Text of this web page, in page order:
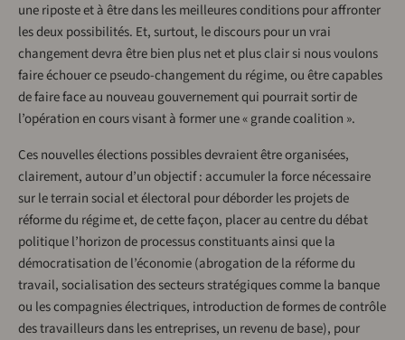
une riposte et à être dans les meilleures conditions pour affronter
les deux possibilités. Et, surtout, le discours pour un vrai
changement devra être bien plus net et plus clair si nous voulons
faire échouer ce pseudo-changement du régime, ou être capables
de faire face au nouveau gouvernement qui pourrait sortir de
l’opération en cours visant à former une « grande coalition ».
Ces nouvelles élections possibles devraient être organisées,
clairement, autour d’un objectif : accumuler la force nécessaire
sur le terrain social et électoral pour déborder les projets de
réforme du régime et, de cette façon, placer au centre du débat
politique l’horizon de processus constituants ainsi que la
démocratisation de l’économie (abrogation de la réforme du
travail, socialisation des secteurs stratégiques comme la banque
ou les compagnies électriques, introduction de formes de contrôle
des travailleurs dans les entreprises, un revenu de base), pour